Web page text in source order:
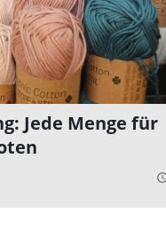
Jede Menge für